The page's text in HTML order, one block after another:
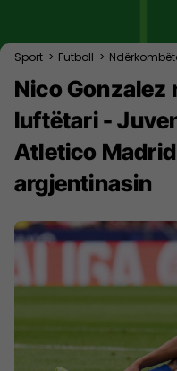
Sport > Futboll >
Nico Gonzalez
luftëtari -
Atletico
argjentinasin